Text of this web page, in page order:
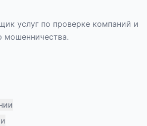
услуг по проверке компаний и
мошенничества.